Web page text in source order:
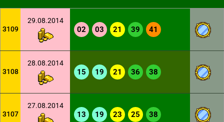
3109
29.08.2014
02 03 21 39 41
3108
28.08.2014
15 19 21 36 38
3107
27.08.2014
13 19 23 25 38